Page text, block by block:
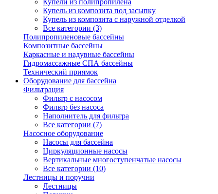
Купели из полипропилена
Купель из композита под засыпку
Купель из композита с наружной отделкой
Все категории (3)
Полипропиленовые бассейны
Композитные бассейны
Каркасные и надувные бассейны
Гидромассажные СПА бассейны
Технический приямок
Оборудование для бассейна
Фильтрация
Фильтр с насосом
Фильтр без насоса
Наполнитель для фильтра
Все категории (7)
Насосное оборудование
Насосы для бассейна
Циркуляционные насосы
Вертикальные многоступенчатые насосы
Все категории (10)
Лестницы и поручни
Лестницы